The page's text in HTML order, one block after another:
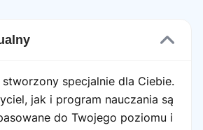
specjalnie dla Ciebie.
jak i program nauczania są
do Twojego poziomu i